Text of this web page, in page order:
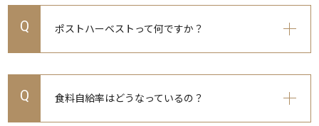
Q ポストハーベストって何ですか？
Q 食料自給率はどうなっているの？